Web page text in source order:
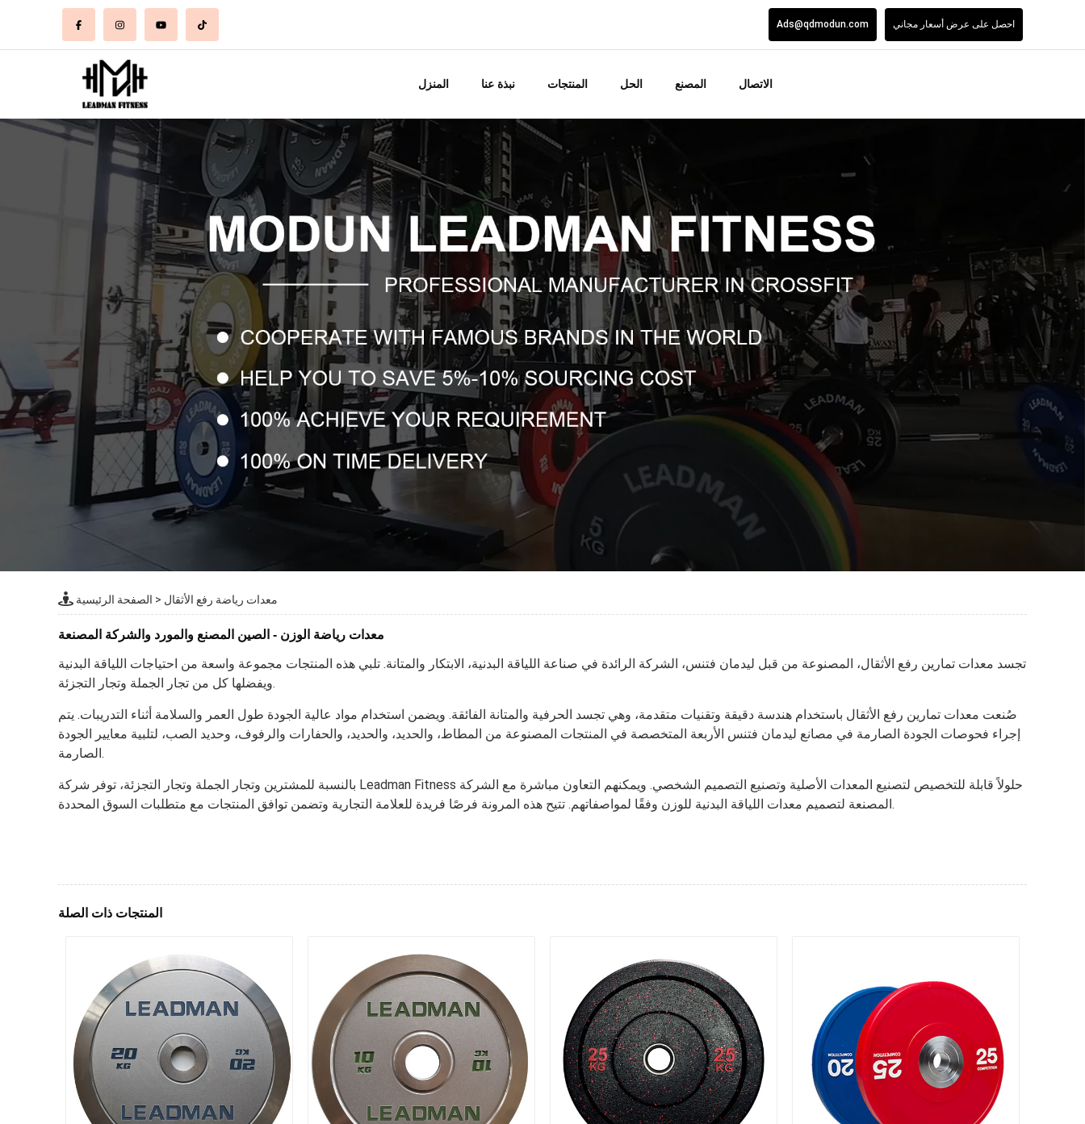
Ads@qdmodun.com احصل على عرض أسعار مجاني
المنزل نبذة عنا المنتجات الحل المصنع الاتصال
الصفحة الرئيسية > معدات رياضة رفع الأثقال
معدات رياضة الوزن - الصين المصنع والمورد والشركة المصنعة
تجسد معدات تمارين رفع الأثقال، المصنوعة من قبل ليدمان فتنس، الشركة الرائدة في صناعة اللياقة البدنية، الابتكار والمتانة. تلبي هذه المنتجات مجموعة واسعة من احتياجات اللياقة البدنية
ويفضلها كل من تجار الجملة وتجار التجزئة.
صُنعت معدات تمارين رفع الأثقال باستخدام هندسة دقيقة وتقنيات متقدمة، وهي تجسد الحرفية والمتانة الفائقة. ويضمن استخدام مواد عالية الجودة طول العمر والسلامة أثناء التدريبات. يتم
إجراء فحوصات الجودة الصارمة في مصانع ليدمان فتنس الأربعة المتخصصة في المنتجات المصنوعة من المطاط، والحديد، والحديد، والحفارات والرفوف، وحديد الصب، لتلبية معايير الجودة
الصارمة.
بالنسبة للمشترين وتجار الجملة وتجار التجزئة، توفر شركة Leadman Fitness حلولاً قابلة للتخصيص لتصنيع المعدات الأصلية وتصنيع التصميم الشخصي. ويمكنهم التعاون مباشرة مع الشركة
المصنعة لتصميم معدات اللياقة البدنية للوزن وفقًا لمواصفاتهم. تتيح هذه المرونة فرصًا فريدة للعلامة التجارية وتضمن توافق المنتجات مع متطلبات السوق المحددة.
المنتجات ذات الصلة